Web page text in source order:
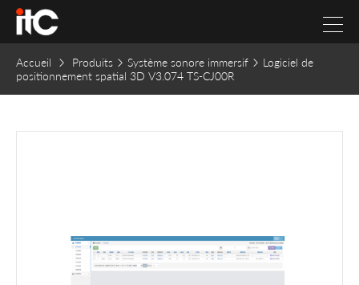
Accueil Produits Système sonore immersif
Logiciel de
positionnement spatial 3D V3.074 TS-CJ00R